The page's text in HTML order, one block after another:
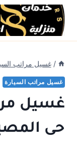
التجاوز
المحتوى
/ غسيل مراتب
غسيل مراتب السيارة
غسيل
حى